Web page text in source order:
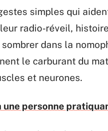
simples qui
radio-réveil,
dans la
le carburant du
et neurones.
une personne